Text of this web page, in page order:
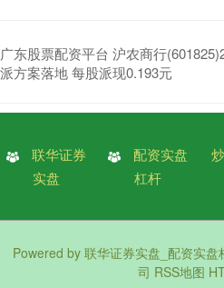
广东股票配资平台 沪农商行
派方案落地 每股派现0.193元
联华证券
实盘
配资实盘
杠杆
Powered by 联华证券实盘_配资实
司 RSS地图